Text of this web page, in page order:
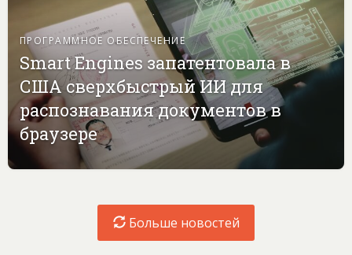
ПРОГРАММНОЕ ОБЕСПЕЧЕНИЕ
Smart Engines запатентовала в
США сверхбыстрый ИИ для
распознавания документов в
браузере
Больше новостей